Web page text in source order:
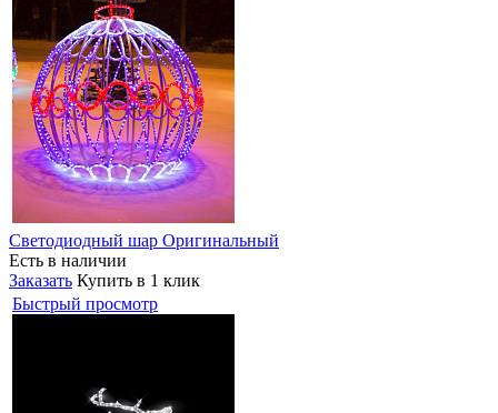
Светодиодный шар Оригинальный
Есть в наличии
Заказать Купить в 1 клик
Быстрый просмотр